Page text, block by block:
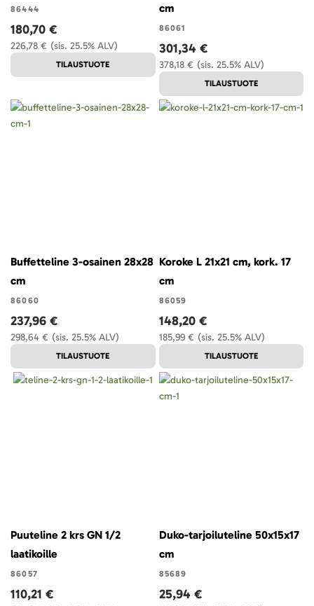
86444
(sis. 25.5% ALV)
226,78 €
180,70 €
TILAUSTUOTE
cm
86061
(sis. 25.5% ALV)
378,18 €
301,34 €
TILAUSTUOTE
Buffetteline 3-osainen 28x28
cm
86060
(sis. 25.5% ALV)
298,64 €
237,96 €
TILAUSTUOTE
Koroke L 21x21 cm, kork. 17
cm
86059
(sis. 25.5% ALV)
185,99 €
148,20 €
TILAUSTUOTE
Puuteline 2 krs GN 1/2
laatikoille
86057
110,21 €
Duko-tarjoiluteline 50x15x17
cm
85689
25,94 €